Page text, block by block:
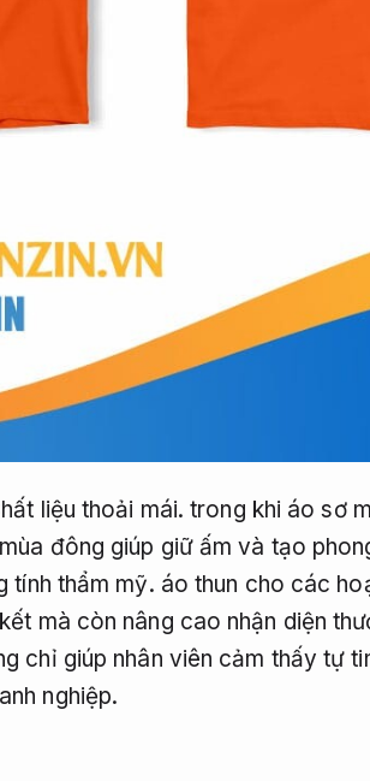
liệu thoải mái. trong khi áo sơ
đông giúp giữ ấm và tạo
tính thẩm mỹ. áo thun cho các
mà còn nâng cao nhận diện
chỉ giúp nhân viên cảm thấy tự
nghiệp.